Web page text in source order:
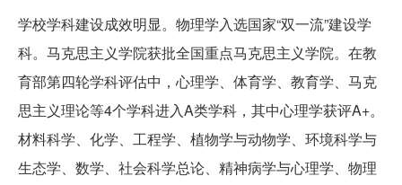
学校学科建设成效明显。物理学入选国家“双一流”建设学
科。马克思主义学院获批全国重点马克思主义学院。在教
育部第四轮学科评估中，心理学、体育学、教育学、马克
思主义理论等4个学科进入A类学科，其中心理学获评A+。
材料科学、化学、工程学、植物学与动物学、环境科学与
生态学、数学、社会科学总论、精神病学与心理学、物理